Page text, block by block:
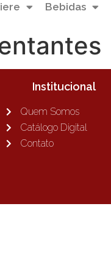
Bebidas
Institucional
Quem Somos
Catálogo Digital
Contato